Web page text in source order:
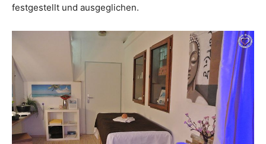
festgestellt und ausgeglichen.